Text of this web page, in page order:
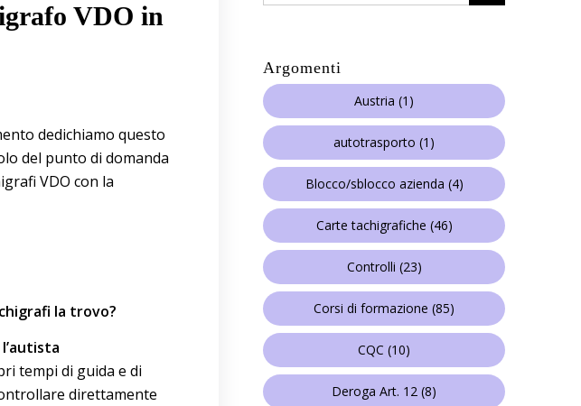
VDO in
dedichiamo questo
del punto di domanda
VDO con la
la trovo?
l’autista
tempi di guida e di
direttamente
Argomenti
Austria (1)
autotrasporto (1)
Blocco/sblocco azienda (4)
Carte tachigrafiche (46)
Controlli (23)
Corsi di formazione (85)
CQC (10)
Deroga Art. 12 (8)